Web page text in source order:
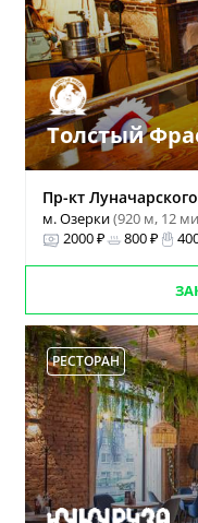
Толстый
Пр-кт
м. Озерки(920 м, 12
2000 ₽
800 ₽
РЕСТОРАН